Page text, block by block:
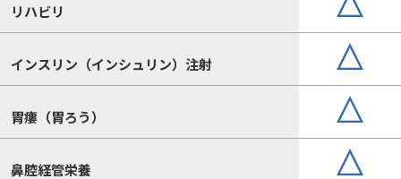
リハビリ
インスリン（インシュリン）注射
胃瘻（胃ろう）
鼻腔経管栄養